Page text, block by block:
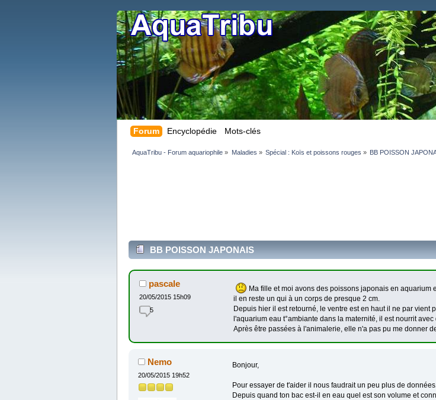
Forum Encyclopédie Mots-clés
AquaTribu - Forum aquariophile » Maladies » Spécial : Koïs et poissons rouges » BB POISSON
BB POISSON JAPONAIS
pascale
20/05/2015 15h09
5
Ma fille et moi avons des poissons japonais en aquarium
il en reste un qui à un corps de presque 2 cm.
Depuis hier il est retourné, le ventre est en haut il ne par vient
l'aquarium eau t°ambiante dans la maternité, il est nourrit avec
Après être passées à l'animalerie, elle n'a pas pu me donner
Nemo
20/05/2015 19h52
Bonjour,
Pour essayer de t'aider il nous faudrait un peu plus de données.
Depuis quand ton bac est-il en eau quel est son volume et